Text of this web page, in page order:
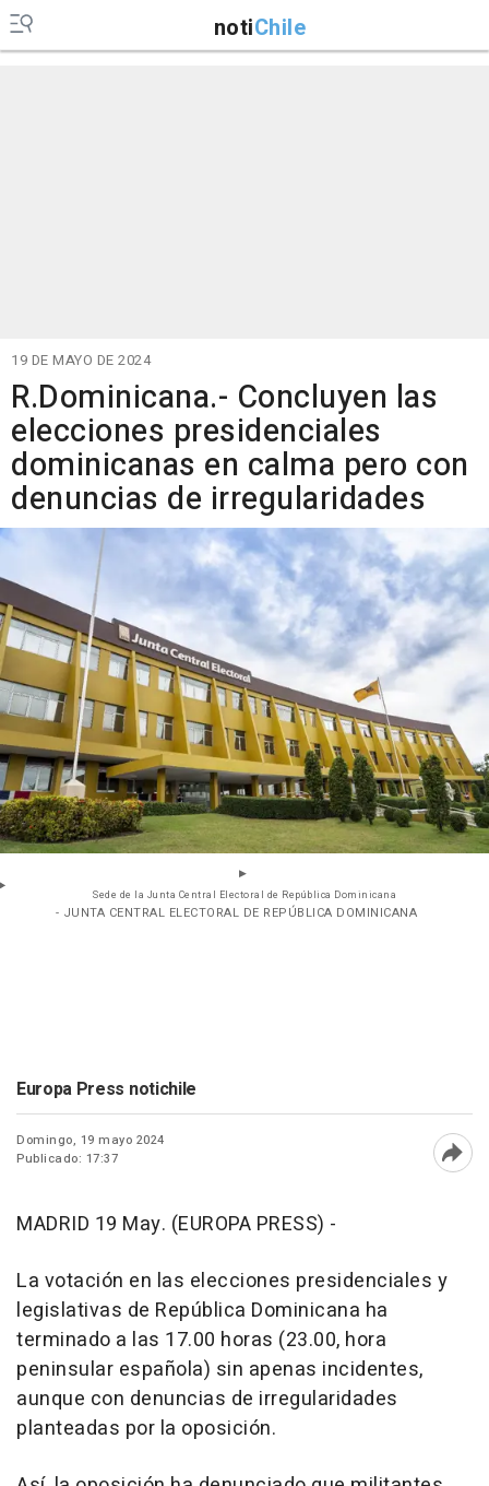
notiChile
19 DE MAYO DE 2024
R.Dominicana.- Concluyen las
elecciones presidenciales
dominicanas en calma pero con
denuncias de irregularidades
Sede de la Junta Central Electoral de República Dominicana
- JUNTA CENTRAL ELECTORAL DE REPÚBLICA DOMINICANA
Europa Press notichile
Domingo, 19 mayo 2024
Publicado: 17:37
MADRID 19 May. (EUROPA PRESS) -
La votación en las elecciones presidenciales y
legislativas de República Dominicana ha
terminado a las 17.00 horas (23.00, hora
peninsular española) sin apenas incidentes,
aunque con denuncias de irregularidades
planteadas por la oposición.